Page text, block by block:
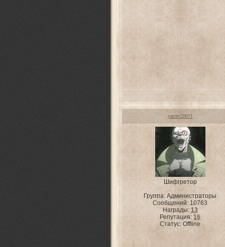
yarcev20071
Шифгретор
Группа: Администраторы
Сообщений:10763
Награды: 13
Репутация:16
Статус:Offline